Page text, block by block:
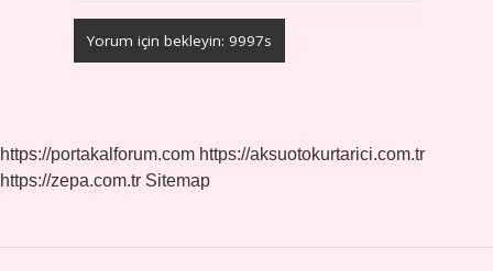
https://portakalforum.com https://aksuotokurtarici.com.tr
https://zepa.com.tr Sitemap